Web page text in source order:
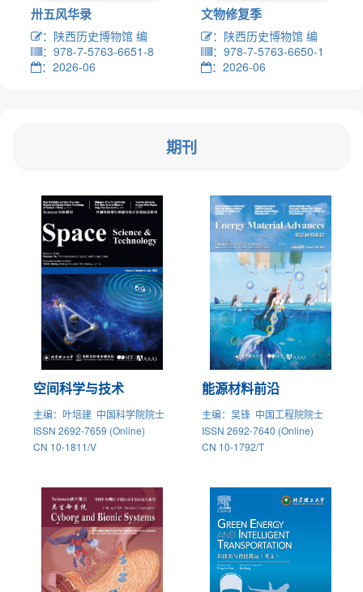
卅五风华录
：陕西历史博物馆 编
：978-7-5763-6651-8
：2026-06
文物修复季
：陕西历史博物馆 编
：978-7-5763-6650-1
：2026-06
期刊
空间科学与技术
主编：叶培建 中国科学院院士
ISSN 2692-7659 (Online)
CN 10-1811/V
能源材料前沿
主编：吴锋 中国工程院院士
ISSN 2692-7640 (Online)
CN 10-1792/T